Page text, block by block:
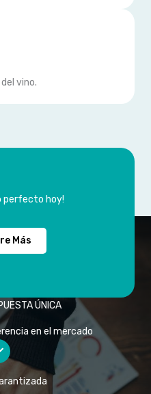
vino.
perfecto hoy!
Más
ÚNICA
en el mercado